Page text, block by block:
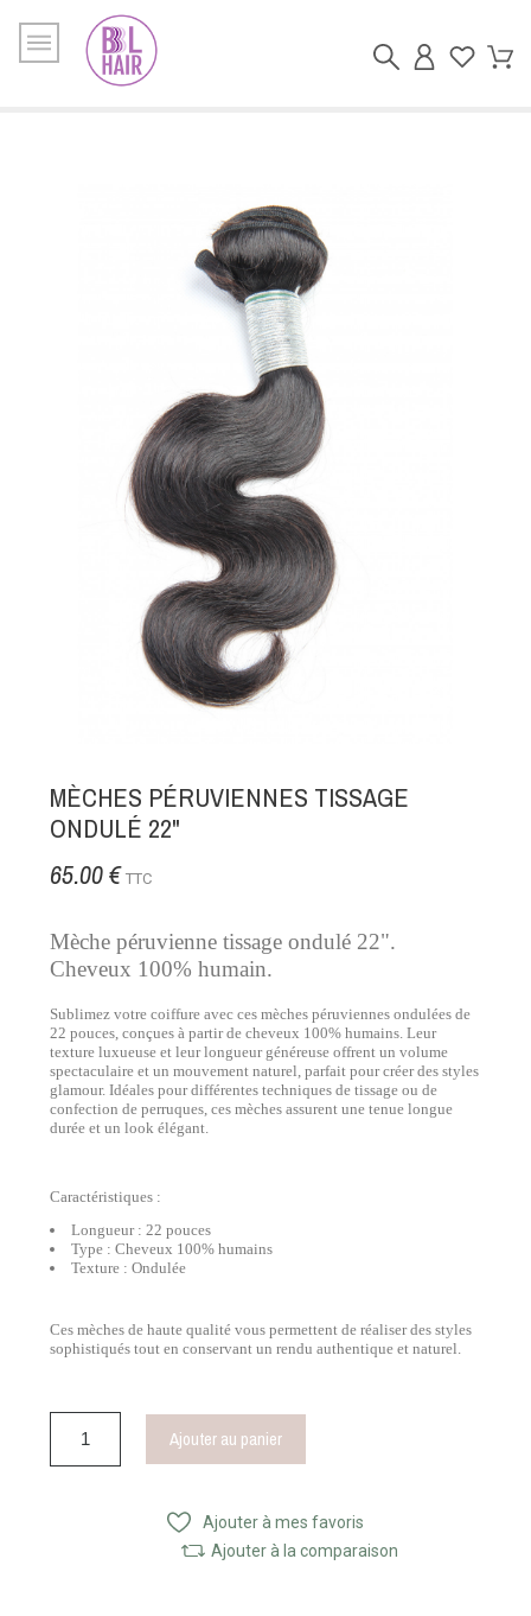
MÈCHES PÉRUVIENNES TISSAGE
ONDULÉ 22"
65.00 € TTC
Mèche péruvienne tissage ondulé 22".
Cheveux 100% humain.
Sublimez votre coiffure avec ces mèches péruviennes ondulées de
22 pouces, conçues à partir de cheveux 100% humains. Leur
texture luxueuse et leur longueur généreuse offrent un volume
spectaculaire et un mouvement naturel, parfait pour créer des styles
glamour. Idéales pour différentes techniques de tissage ou de
confection de perruques, ces mèches assurent une tenue longue
durée et un look élégant.
Caractéristiques :
Longueur : 22 pouces
Type : Cheveux 100% humains
Texture : Ondulée
Ces mèches de haute qualité vous permettent de réaliser des styles
sophistiqués tout en conservant un rendu authentique et naturel.
Ajouter au panier
Ajouter à mes favoris
Ajouter à la comparaison